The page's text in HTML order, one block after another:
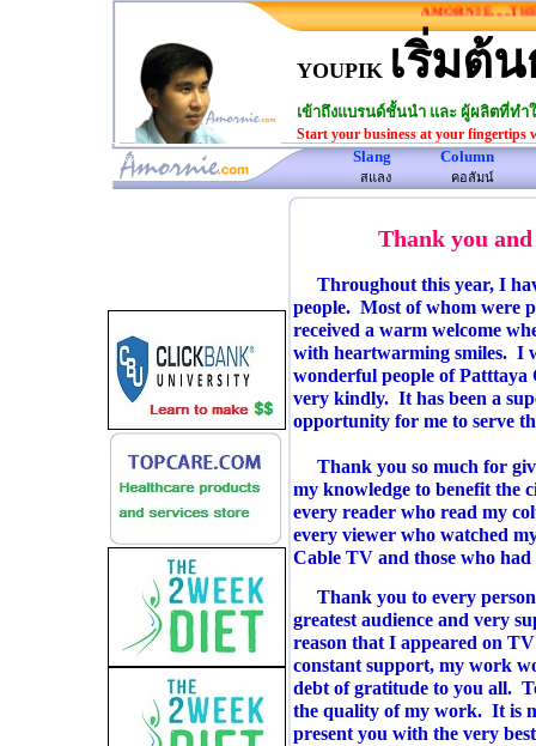
AMORNIE.....THE
YOUPIK เริ่มต้
เข้าถึงแบรนด์ชั้นนำ และ ผู้ผลิตที่ท
Start your business at your fingertips
www.amornie.com> Slang Column
สแลง คอลัมน์
Thank you
Throughout this year, I
people. Most of whom were
received a warm welcome
with heartwarming smiles. I
wonderful people of
very kindly. It has been a
opportunity for me to serve
Thank you so much for
my knowledge to benefit the
every reader who read my
every viewer who watched
Cable TV and those who
Thank you to every
greatest audience and very
reason that I appeared on
constant support, my work
debt of gratitude to you all.
the quality of my work. It is
present you with the very